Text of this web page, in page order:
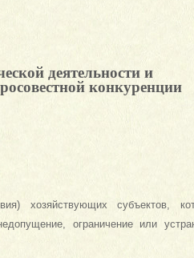
деятельности и
конкуренции
хозяйствующих субъектов,
ограничение или